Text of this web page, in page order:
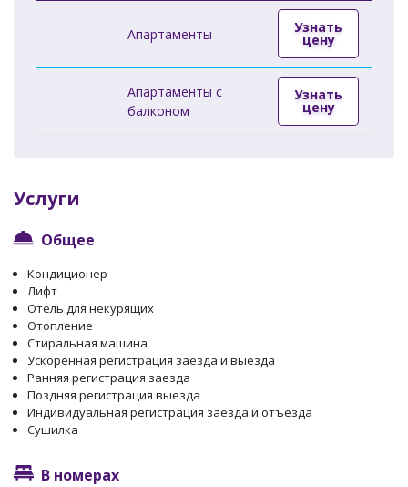
Апартаменты Узнать
цену
Апартаменты с
балконом
Узнать
цену
Услуги
Общее
Кондиционер
Лифт
Отель для некурящих
Отопление
Стиральная машина
Ускоренная регистрация заезда и выезда
Ранняя регистрация заезда
Поздняя регистрация выезда
Индивидуальная регистрация заезда и отъезда
Сушилка
В номерах